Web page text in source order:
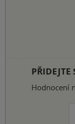
Hodnocení